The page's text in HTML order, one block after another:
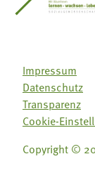
Südtirol
Impressum
Datenschutz
Transparenz
Cookie-
Copyright ©